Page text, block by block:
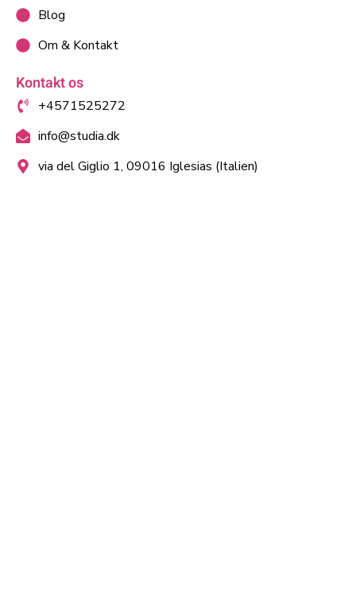
Blog
Om & Kontakt
Kontakt os
+4571525272
info@studia.dk
via del Giglio 1, 09016 Iglesias (Italien)